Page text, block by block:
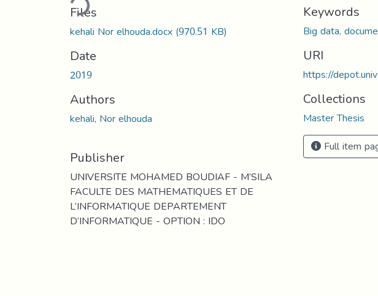
Files
kehali Nor elhouda.docx(970.51 KB)
Date
2019
Authors
kehali, Nor elhouda
Publisher
UNIVERSITE MOHAMED BOUDIAF - M’SILA
FACULTE DES MATHEMATIQUES ET DE
L’INFORMATIQUE DEPARTEMENT
D’INFORMATIQUE - OPTION : IDO
Keywords
Big data,
URI
https://
Collections
Master Thesis
Full item